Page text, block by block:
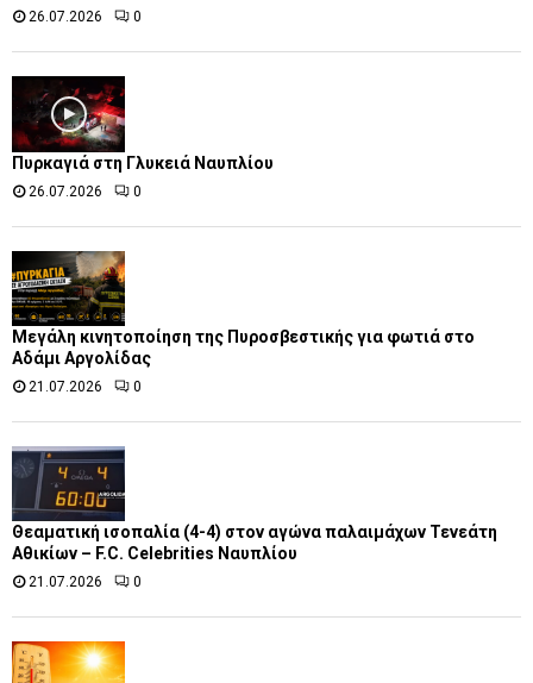
26.07.2026 0
Πυρκαγιά στη Γλυκειά Ναυπλίου
26.07.2026 0
Μεγάλη κινητοποίηση της Πυροσβεστικής για φωτιά στο
Αδάμι Αργολίδας
21.07.2026 0
Θεαματική ισοπαλία (4-4) στον αγώνα παλαιμάχων Τενεάτη
Αθικίων – F.C. Celebrities Ναυπλίου
21.07.2026 0